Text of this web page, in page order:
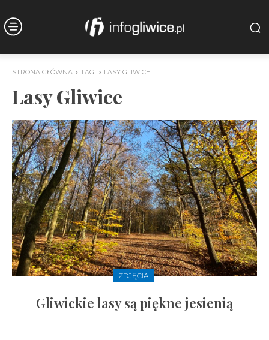
STRONA GŁÓWNA TAGI LASY GLIWICE
Lasy Gliwice
ZDJĘCIA
Gliwickie lasy są piękne jesienią